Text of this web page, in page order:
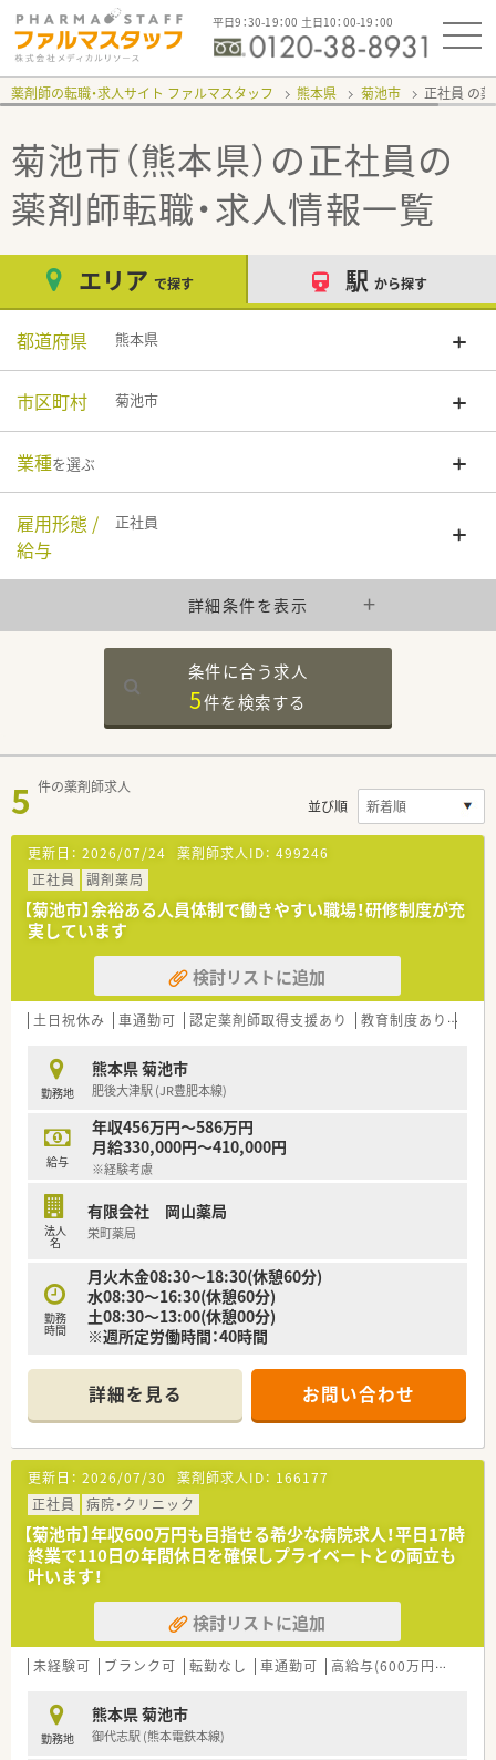
平日9：30-19：00 土日10：00-19：00
薬剤師の転職・求人サイト ファルマスタッフ 熊本県 菊池市 正社員
菊池市（熊本県）の正社員の
薬剤師転職・求人情報一覧
エリア で探す 駅 から探す
都道府県 熊本県
市区町村 菊池市
業種を選ぶ
雇用形態 /
給与
正社員
詳細条件を表示
条件に合う求人
5件を検索する
5 件の薬剤師求人
並び順
更新日： 2026/07/24 薬剤師求人ID： 499246
正社員
調剤薬局
【菊池市】余裕ある人員体制で働きやすい職場！研修制度が充
実しています
検討リストに追加
土日祝休み 車通勤可 認定薬剤師取得支援あり 教育制度あり
勤務地
熊本県 菊池市
肥後大津駅 (JR豊肥本線)
給与
年収456万円～586万円
月給330,000円～410,000円
※経験考慮
法人
名
有限会社 岡山薬局
栄町薬局
勤務
時間
月火木金08:30～18:30(休憩60分)
水08:30～16:30(休憩60分)
土08:30～13:00(休憩00分)
※週所定労働時間：40時間
詳細を見る お問い合わせ
更新日： 2026/07/30 薬剤師求人ID： 166177
正社員
病院・クリニック
【菊池市】年収600万円も目指せる希少な病院求人！平日17時
終業で110日の年間休日を確保しプライベートとの両立も
叶います！
検討リストに追加
未経験可 ブランク可 転勤なし 車通勤可 高給与(600万円以上)
勤務地
熊本県 菊池市
御代志駅 (熊本電鉄本線)